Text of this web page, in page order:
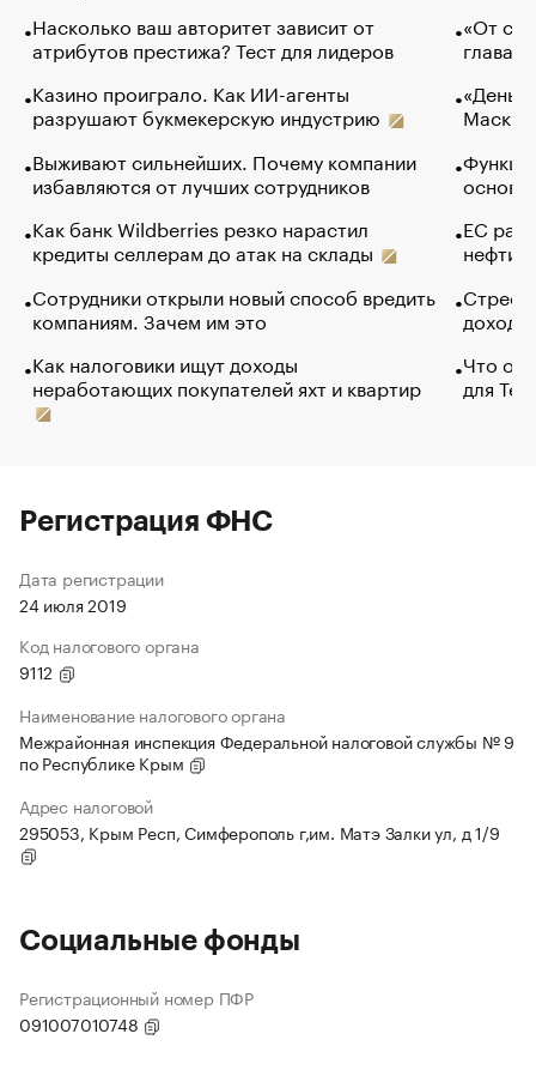
Насколько ваш авторитет зависит от
атрибутов престижа? Тест для лидеров
Казино проиграло. Как ИИ-агенты
разрушают букмекерскую индустрию
Выживают сильнейших. Почему компании
избавляются от лучших сотрудников
Как банк Wildberries резко нарастил
кредиты селлерам до атак на склады
Сотрудники открыли новый способ вредить
компаниям. Зачем им это
Как налоговики ищут доходы
неработающих покупателей яхт и квартир
«От
глава
Маск в
основ
ЕС
нефти
Что
для
Регистрация ФНС
Дата регистрации
24 июля 2019
Код налогового органа
9112
Наименование налогового органа
Межрайонная инспекция Федеральной налоговой службы № 9
по Республике Крым
Адрес налоговой
295053, Крым Респ, Симферополь г,им. Матэ Залки ул, д 1/9
Социальные фонды
Регистрационный номер ПФР
091007010748